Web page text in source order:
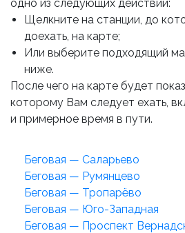
одно из следующих действий:
Щелкните на станции, до
доехать, на карте;
Или выберите подходящий
ниже.
После чего на карте будет
которому Вам следует ехать,
и примерное время в пути.
Беговая — Саларьево
Беговая — Румянцево
Беговая — Тропарёво
Беговая — Юго-Западная
Беговая — Проспект